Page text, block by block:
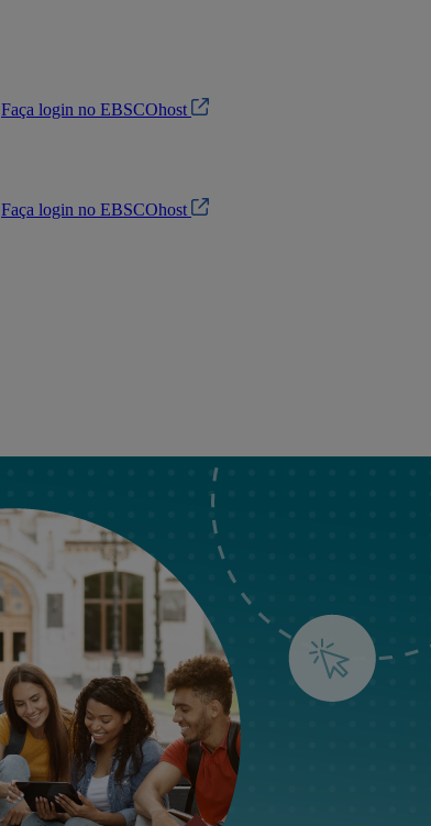
Faça login no EBSCOhost
Faça login no EBSCOhost